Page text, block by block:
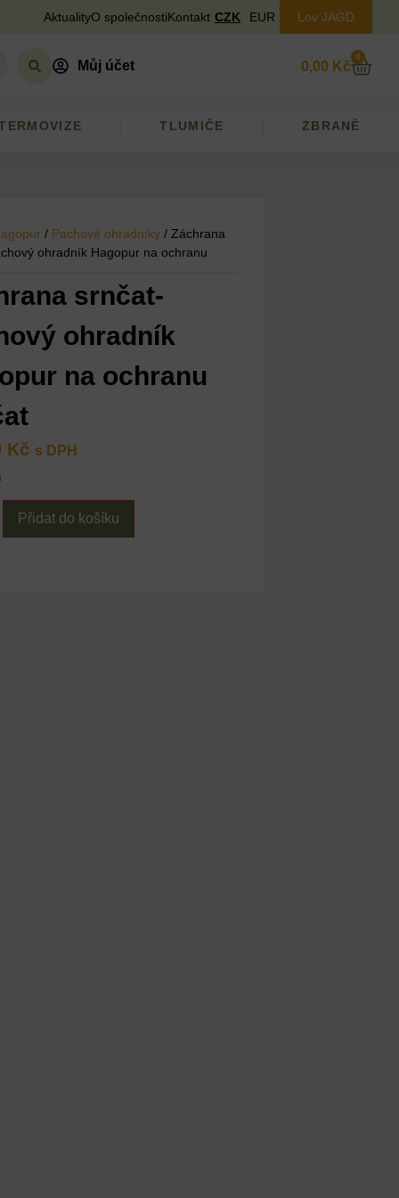
AktualityO společnostiKontakt CZK EUR Lov JAGD
Můj účet 0,00 Kč
0
TLUMIČE ZBRANĚ
/ Pachové ohradníky / Záchrana
ohradník Hagopur na ochranu
srnčat-
ohradník
na ochranu
Kč s DPH
Přidat do košíku